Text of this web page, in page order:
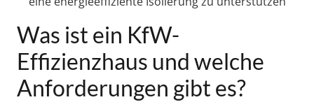
Was ist ein KfW-
Effizienzhaus und welche
Anforderungen gibt es?